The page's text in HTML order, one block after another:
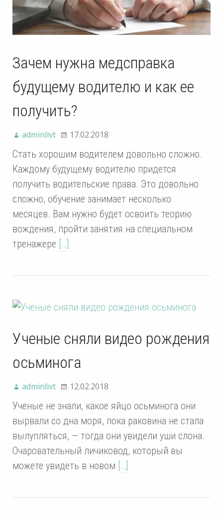
Зачем нужна медсправка
будущему водителю и как ее
получить?
adminlivt 17.02.2018
Стать хорошим водителем довольно сложно.
Каждому будущему водителю придется
получить водительские права. Это довольно
сложно, обучение занимает несколько
месяцев. Вам нужно будет освоить теорию
вождения, пройти занятия на специальном
тренажере […]
Ученые сняли видео рождения
осьминога
adminlivt 12.02.2018
Ученые не знали, какое яйцо осьминога они
вырвали со дна моря, пока раковина не стала
вылупляться, — тогда они увидели уши слона.
Очаровательный личиковод, который вы
можете увидеть в новом […]